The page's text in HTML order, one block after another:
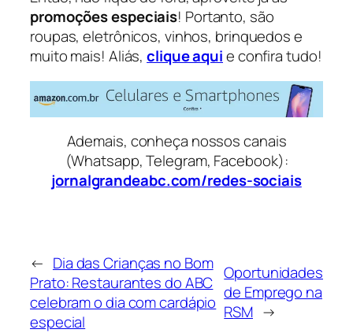
promoções especiais! Portanto, são
roupas, eletrônicos, vinhos, brinquedos e
muito mais! Aliás,clique aquie confira tudo!
Ademais, conheça nossos canais
(Whatsapp, Telegram, Facebook):
jornalgrandeabc.com/redes-sociais
← Dia das Crianças no Bom
Prato: Restaurantes do ABC
celebram o dia com cardápio
especial
Oportunidades
de Emprego na
RSM →